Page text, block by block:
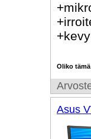
Oliko
Asus